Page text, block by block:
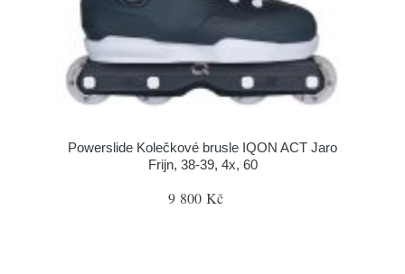
Powerslide Kolečkové brusle IQON ACT Jaro
Frijn, 38-39, 4x, 60
9 800 Kč